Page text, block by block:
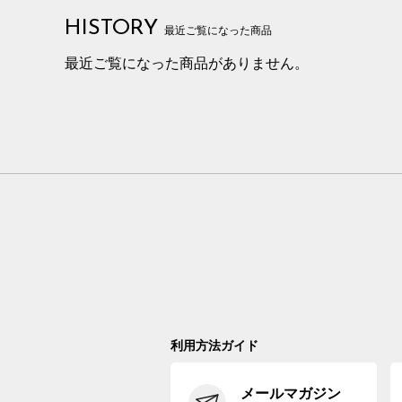
HISTORY 最近ご覧になった商品
最近ご覧になった商品がありません。
利用方法ガイド
メールマガジン